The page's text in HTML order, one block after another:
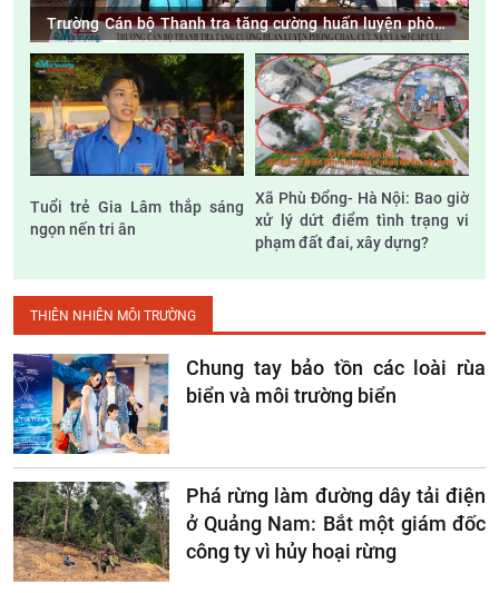
Trường Cán bộ Thanh tra tăng cường huấn luyện phòng
cháy, cứu nạn và sơ cấp cứu
Tuổi trẻ Gia Lâm thắp sáng
ngọn nến tri ân
Xã Phù Đổng- Hà Nội: Bao giờ
xử lý dứt điểm tình trạng vi
phạm đất đai, xây dựng?
THIÊN NHIÊN MÔI TRƯỜNG
Chung tay bảo tồn các loài rùa
biển và môi trường biển
Phá rừng làm đường dây tải điện
ở Quảng Nam: Bắt một giám đốc
công ty vì hủy hoại rừng